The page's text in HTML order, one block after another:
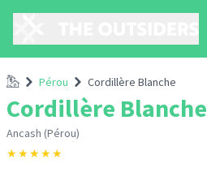
Accueil
Pérou Cordillère Blanche
Cordillère Blanche
Ancash (Pérou)
★★★★★